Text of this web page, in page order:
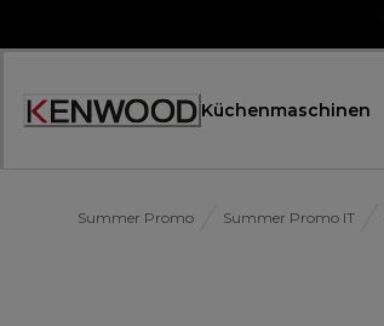
Accessibility
Küchenmaschinen
Summer Promo Summer Promo IT